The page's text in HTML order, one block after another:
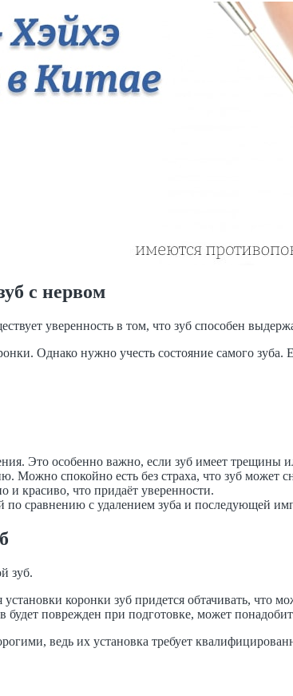
с нервом
уверенность в том, что зуб способен
Однако нужно учесть состояние самого
Это особенно важно, если зуб имеет трещины
Можно спокойно есть без страха, что зуб может
и красиво, что придаёт уверенности.
сравнению с удалением зуба и последующей
зуб.
коронки зуб придется обтачивать, что
поврежден при подготовке, может
ведь их установка требует